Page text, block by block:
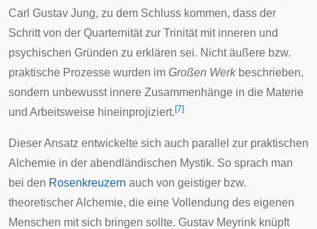
Carl Gustav Jung, zu dem Schluss kommen, dass der
Schritt von der Quarternität zur Trinität mit inneren und
psychischen Gründen zu erklären sei. Nicht äußere bzw.
praktische Prozesse wurden im Großen Werkbeschrieben,
sondern unbewusst innere Zusammenhänge in die Materie
und Arbeitsweise hineinprojiziert. [7]
Dieser Ansatz entwickelte sich auch parallel zur praktischen
Alchemie in der abendländischen Mystik. So sprach man
bei den Rosenkreuzern auch von geistiger bzw.
theoretischer Alchemie, die eine Vollendung des eigenen
Menschen mit sich bringen sollte. Gustav Meyrink knüpft